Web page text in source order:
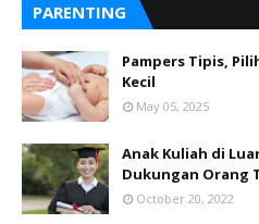
PARENTING
Pampers Tipis,
Kecil
May 05, 2025
Anak Kuliah di
Dukungan Orang
October 20, 2022